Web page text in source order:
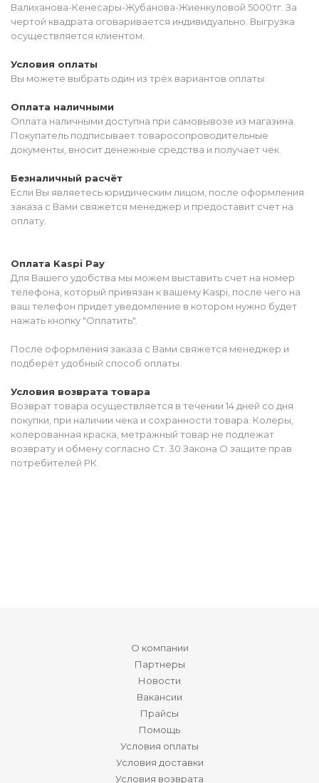
Валиханова-Кенесары-Жубанова-Жиенкуловой 5000тг. За
чертой квадрата оговаривается индивидуально. Выгрузка
осуществляется клиентом.
Условия оплаты
Вы можете выбрать один из трёх вариантов оплаты:
Оплата наличными
Оплата наличными доступна при самовывозе из магазина.
Покупатель подписывает товаросопроводительные
документы, вносит денежные средства и получает чек.
Безналичный расчёт
Если Вы являетесь юридическим лицом, после оформления
заказа с Вами свяжется менеджер и предоставит счет на
оплату.
Оплата Kaspi Pay
Для Вашего удобства мы можем выставить счет на номер
телефона, который привязан к вашему Kaspi, после чего на
ваш телефон придет уведомление в котором нужно будет
нажать кнопку "Оплатить".
После оформления заказа с Вами свяжется менеджер и
подберёт удобный способ оплаты.
Условия возврата товара
Возврат товара осуществляется в течении 14 дней со дня
покупки, при наличии чека и сохранности товара. Колеры,
колерованная краска, метражный товар не подлежат
возврату и обмену согласно Ст. 30 Закона О защите прав
потребителей РК.
О компании
Партнеры
Новости
Вакансии
Прайсы
Помощь
Условия оплаты
Условия доставки
Условия возврата